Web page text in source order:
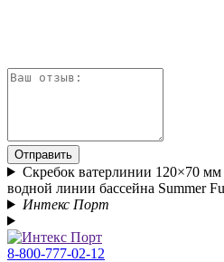
Отправить
Скребок ватерлинии 120×70
водной линии бассейна Summer
Интекс Порт
8-800-777-02-12